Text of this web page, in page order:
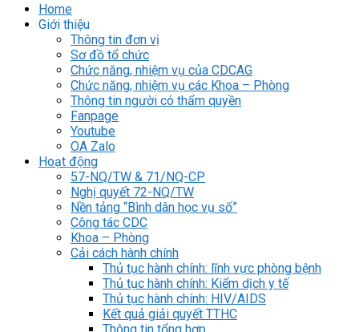
Home
Giới thiệu
Thông tin đơn vị
Sơ đồ tổ chức
Chức năng, nhiệm vụ của CDCAG
Chức năng, nhiệm vụ các Khoa – Phòng
Thông tin người có thẩm quyền
Fanpage
Youtube
OA Zalo
Hoạt động
57-NQ/TW & 71/NQ-CP
Nghị quyết 72-NQ/TW
Nền tảng “Bình dân học vụ số”
Công tác CDC
Khoa – Phòng
Cải cách hành chính
Thủ tục hành chính: lĩnh vực phòng bệnh
Thủ tục hành chính: Kiểm dịch y tế
Thủ tục hành chính: HIV/AIDS
Kết quả giải quyết TTHC